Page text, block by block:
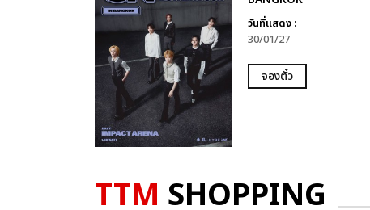
วันที่แสดง :
30/01/27
จองตั๋ว
TTM SHOPPING